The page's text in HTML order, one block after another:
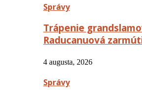
Správy
Trápenie
Raducanuová
4 augusta, 2026
Správy